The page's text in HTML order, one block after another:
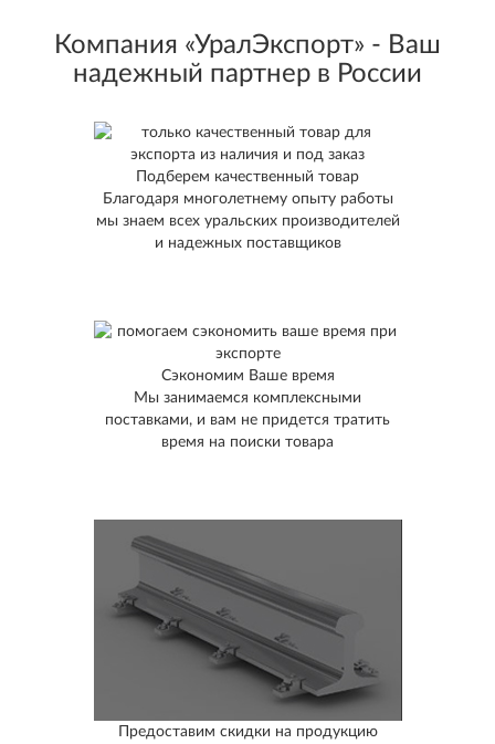
Компания «УралЭкспорт» - Ваш
надежный партнер в России
Подберем качественный товар
Благодаря многолетнему опыту работы
мы знаем всех уральских производителей
и надежных поставщиков
Сэкономим Ваше время
Мы занимаемся комплексными
поставками, и вам не придется тратить
время на поиски товара
Предоставим скидки на продукцию